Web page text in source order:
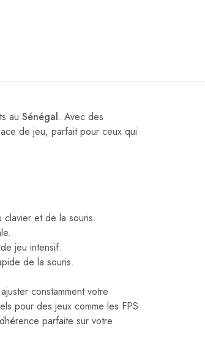
au Sénégal. Avec des
de jeu, parfait pour ceux qui
et de la souris.
jeu intensif.
de la souris.
constamment votre
pour des jeux comme les FPS
parfaite sur votre